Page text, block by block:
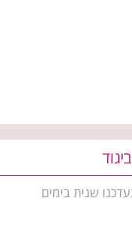
שנית בימים